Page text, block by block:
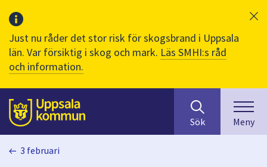
Just nu råder det stor risk för skogsbrand i Uppsala
län. Var försiktig i skog och mark. Läs SMHI:s råd
och information.
Till sidans
huvudinnehåll
efter
innehåll
på
Sök Meny
3 februari